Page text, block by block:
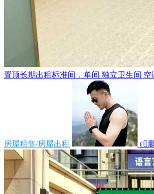
置顶长期出租标准间，单间 独立卫生间
房屋租售/房屋出租